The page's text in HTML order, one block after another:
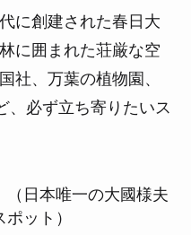
に創建された春日大
に囲まれた荘厳な空
社、万葉の植物園、
、必ず立ち寄りたいス
（日本唯一の大國様夫
ット）